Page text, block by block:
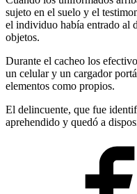
sujeto en el suelo y el
el individuo había entrado al
objetos.
Durante el cacheo los
un celular y un cargador
elementos como propios.
El delincuente, que fue
aprehendido y quedó a